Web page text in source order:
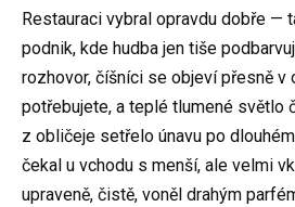
Restauraci vybral opravdu dobře —
podnik, kde hudba jen tiše
rozhovor, číšníci se objeví přesně v
potřebujete, a teplé tlumené světlo
z obličeje setřelo únavu po
čekal u vchodu s menší, ale velmi
upraveně, čistě, voněl drahým